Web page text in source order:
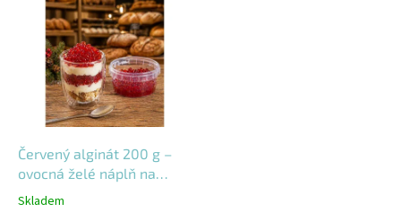
Červený alginát 200 g –
ovocná želé náplň na
pečení a zdobení
Skladem